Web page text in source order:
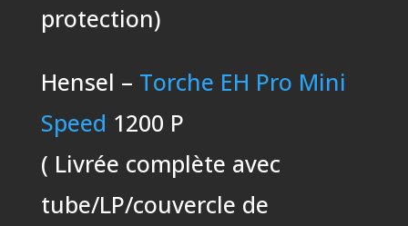
protection)
Hensel – Torche EH Pro Mini
Speed 1200 P
( Livrée complète avec
tube/LP/couvercle de